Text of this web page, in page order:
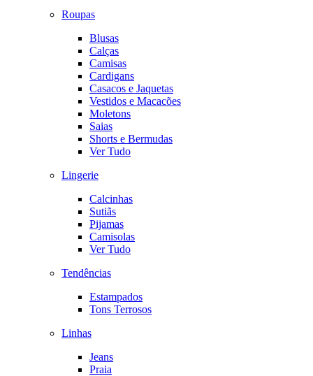
Roupas
Blusas
Calças
Camisas
Cardigans
Casacos e Jaquetas
Vestidos e Macacões
Moletons
Saias
Shorts e Bermudas
Ver Tudo
Lingerie
Calcinhas
Sutiãs
Pijamas
Camisolas
Ver Tudo
Tendências
Estampados
Tons Terrosos
Linhas
Jeans
Praia